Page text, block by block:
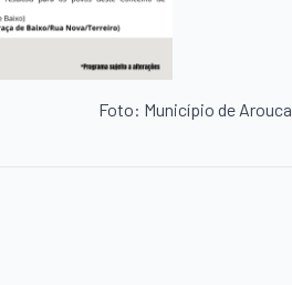
Foto: Município de Arouca